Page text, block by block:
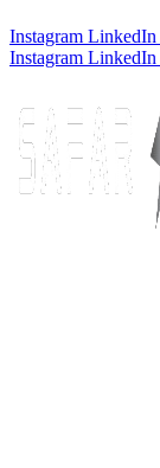
Instagram LinkedIn
Instagram LinkedIn